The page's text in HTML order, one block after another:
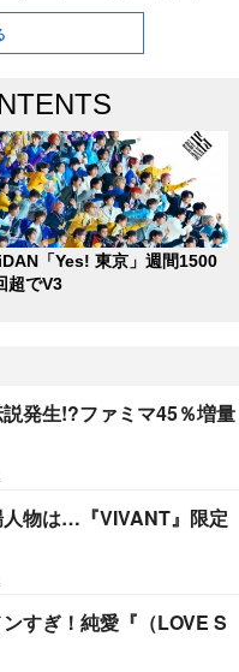
「Yes! 東京」週間1500
超でV3
発生!?ファミマ45％増量
物は…『VIVANT』限定
すぎ！純愛『（LOVE S